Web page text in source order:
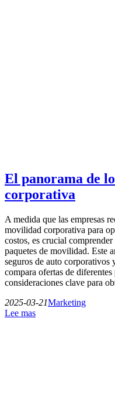
El panorama de
corporativa
A medida que las empresas
movilidad corporativa para
costos, es crucial
paquetes de movilidad. Este
seguros de auto corporativos
compara ofertas de
consideraciones clave para
2025-03-21Marketing
Lee mas